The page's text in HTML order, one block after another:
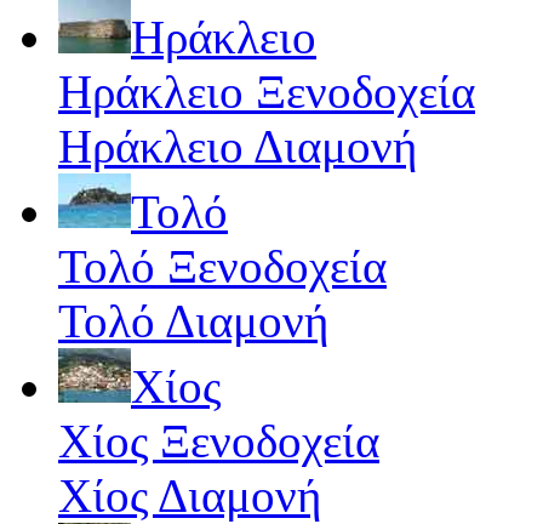
Ηράκλειο
Ηράκλειο Ξενοδοχεία
Ηράκλειο Διαμονή
Τολό
Τολό Ξενοδοχεία
Τολό Διαμονή
Χίος
Χίος Ξενοδοχεία
Χίος Διαμονή